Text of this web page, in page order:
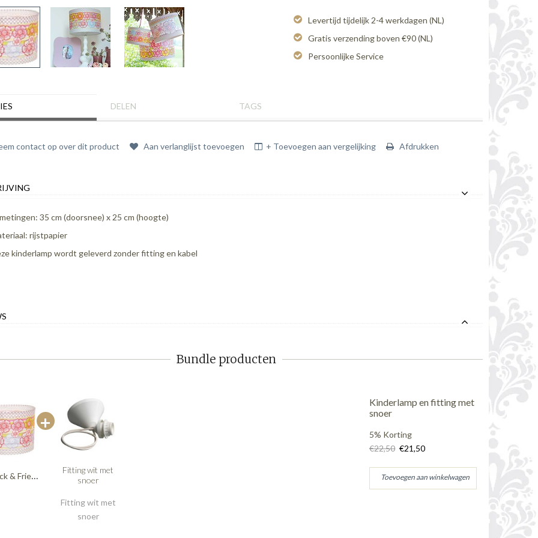
Levertijd tijdelijk 2-4 werkdagen (NL)
Gratis verzending boven €90 (NL)
Persoonlijke Service
DELEN TAGS
contact op over dit product Aan verlanglijst toevoegen + Toevoegen aan vergelijking Afdrukken
35 cm (doorsnee) x 25 cm (hoogte)
rijstpapier
kinderlamp wordt geleverd zonder fitting en kabel
Bundle producten
Overbeck & Friends rijstpapier lamp kinderkamer Joy
Fitting wit met
snoer
Fitting wit met
snoer
Kinderlamp en fitting met
snoer
5% Korting
€22,50 €21,50